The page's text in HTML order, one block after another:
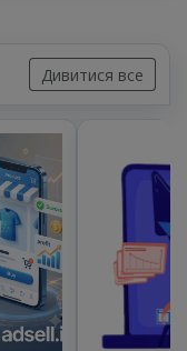
Дивитися все